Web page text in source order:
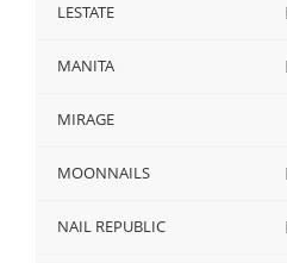
LESTATE
MANITA
MIRAGE
MOONNAILS
NAIL REPUBLIC